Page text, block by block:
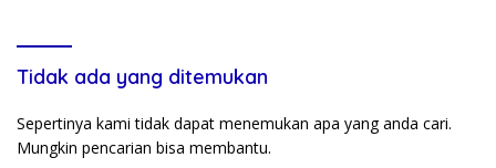
Tidak ada yang ditemukan
Sepertinya kami tidak dapat menemukan apa yang anda cari.
Mungkin pencarian bisa membantu.